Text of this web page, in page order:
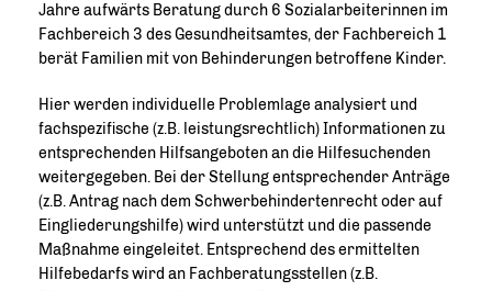
Jahre aufwärts Beratung durch 6 Sozialarbeiterinnen im
Fachbereich 3 des Gesundheitsamtes, der Fachbereich 1
berät Familien mit von Behinderungen betroffene Kinder.
Hier werden individuelle Problemlage analysiert und
fachspezifische (z.B. leistungsrechtlich) Informationen zu
entsprechenden Hilfsangeboten an die Hilfesuchenden
weitergegeben. Bei der Stellung entsprechender Anträge
(z.B. Antrag nach dem Schwerbehindertenrecht oder auf
Eingliederungshilfe) wird unterstützt und die passende
Maßnahme eingeleitet. Entsprechend des ermittelten
Hilfebedarfs wird an Fachberatungsstellen (z.B.